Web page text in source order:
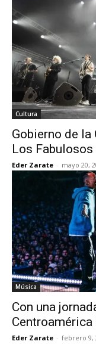
Cultura
Gobierno de
Los
Eder Zarate - mayo 20,
Música
Con una
Eder Zarate - febrero 9,